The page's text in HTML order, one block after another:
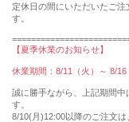
定休日の間にいただいたご
す。
【夏季休業のお知らせ】
休業期間：8/11（火）～ 8/16
誠に勝手ながら、上記期間中
す。
8/10(月)12:00以降のご注文は